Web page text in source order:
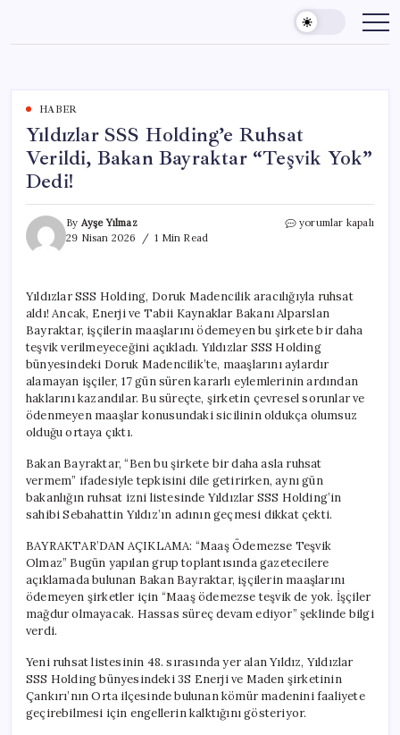
content
HABER
Yıldızlar SSS Holding’e Ruhsat
Verildi, Bakan Bayraktar “Teşvik Yok”
Dedi!
By Ayşe Yılmaz
29 Nisan 2026
1 Min Read
Yıldızlar
Bakan
Bayraktar
“Teşvik
Yok”
Dedi!
yorumlar kapalı
Yıldızlar SSS Holding, Doruk Madencilik aracılığıyla ruhsat
aldı! Ancak, Enerji ve Tabii Kaynaklar Bakanı Alparslan
Bayraktar, işçilerin maaşlarını ödemeyen bu şirkete bir daha
teşvik verilmeyeceğini açıkladı. Yıldızlar SSS Holding
bünyesindeki Doruk Madencilik’te, maaşlarını aylardır
alamayan işçiler, 17 gün süren kararlı eylemlerinin ardından
haklarını kazandılar. Bu süreçte, şirketin çevresel sorunlar ve
ödenmeyen maaşlar konusundaki sicilinin oldukça olumsuz
olduğu ortaya çıktı.
Bakan Bayraktar, “Ben bu şirkete bir daha asla ruhsat
vermem” ifadesiyle tepkisini dile getirirken, aynı gün
bakanlığın ruhsat izni listesinde Yıldızlar SSS Holding’in
sahibi Sebahattin Yıldız’ın adının geçmesi dikkat çekti.
BAYRAKTAR’DAN AÇIKLAMA: “Maaş Ödemezse Teşvik
Olmaz” Bugün yapılan grup toplantısında gazetecilere
açıklamada bulunan Bakan Bayraktar, işçilerin maaşlarını
ödemeyen şirketler için “Maaş ödemezse teşvik de yok. İşçiler
mağdur olmayacak. Hassas süreç devam ediyor” şeklinde bilgi
verdi.
Yeni ruhsat listesinin 48. sırasında yer alan Yıldız, Yıldızlar
SSS Holding bünyesindeki 3S Enerji ve Maden şirketinin
Çankırı’nın Orta ilçesinde bulunan kömür madenini faaliyete
geçirebilmesi için engellerin kalktığını gösteriyor.